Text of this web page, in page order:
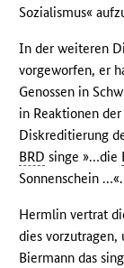
Sozialismus«
In der weiteren
vorgeworfen, er
Genossen in
in Reaktionen
Diskreditierung
BRD singe »…die
Sonnenschein …«.
Hermlin vertrat
dies vorzutragen,
Biermann das